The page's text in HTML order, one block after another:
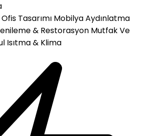
Tasarımı MobilyaAydınlatma
& Restorasyon Mutfak Ve
Isıtma & Klima